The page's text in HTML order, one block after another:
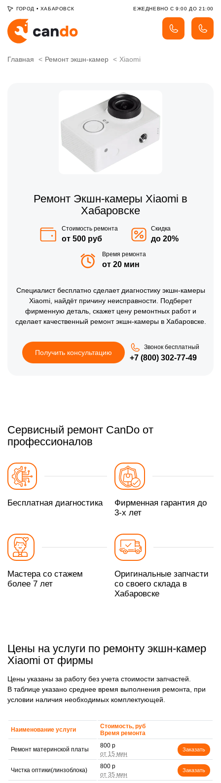
ГОРОД • ХАБАРОВСК ЕЖЕДНЕВНО С 9:00 ДО 21:00
Главная Ремонт экшн-камер Xiaomi
Ремонт Экшн-камеры Xiaomi в
Хабаровске
Стоимость ремонта
от 500 руб
Скидка
до 20%
Время ремонта
от 20 мин
Специалист бесплатно сделает диагностику экшн-камеры
Xiaomi, найдёт причину неисправности. Подберет
фирменную деталь, скажет цену ремонтных работ и
сделает качественный ремонт экшн-камеры в Хабаровске.
Получить консультацию
Звонок бесплатный
+7 (800) 302-77-49
Сервисный ремонт CanDo от
профессионалов
Бесплатная диагностика
Фирменная гарантия до
3-х лет
Мастера со стажем
более 7 лет
Оригинальные запчасти
со своего склада в
Хабаровске
Цены на услуги по ремонту экшн-камер
Xiaomi от фирмы
Цены указаны за работу без учета стоимости запчастей.
В таблице указано среднее время выполнения ремонта, при
условии наличия необходимых комплектующей.
Наименование услуги
Стоимость, руб
Время ремонта
Ремонт материнской платы
800 р
Заказать
Чистка оптики(линзоблока)
800 р
Заказать